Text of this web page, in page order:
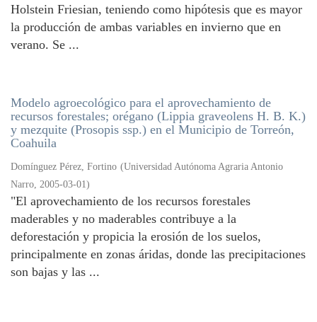
Holstein Friesian, teniendo como hipótesis que es mayor
la producción de ambas variables en invierno que en
verano. Se ...
Modelo agroecológico para el aprovechamiento de
recursos forestales; orégano (Lippia graveolens H. B. K.)
y mezquite (Prosopis ssp.) en el Municipio de Torreón,
Coahuila
Domínguez Pérez, Fortino (Universidad Autónoma Agraria Antonio
Narro, 2005-03-01)
"El aprovechamiento de los recursos forestales
maderables y no maderables contribuye a la
deforestación y propicia la erosión de los suelos,
principalmente en zonas áridas, donde las precipitaciones
son bajas y las ...